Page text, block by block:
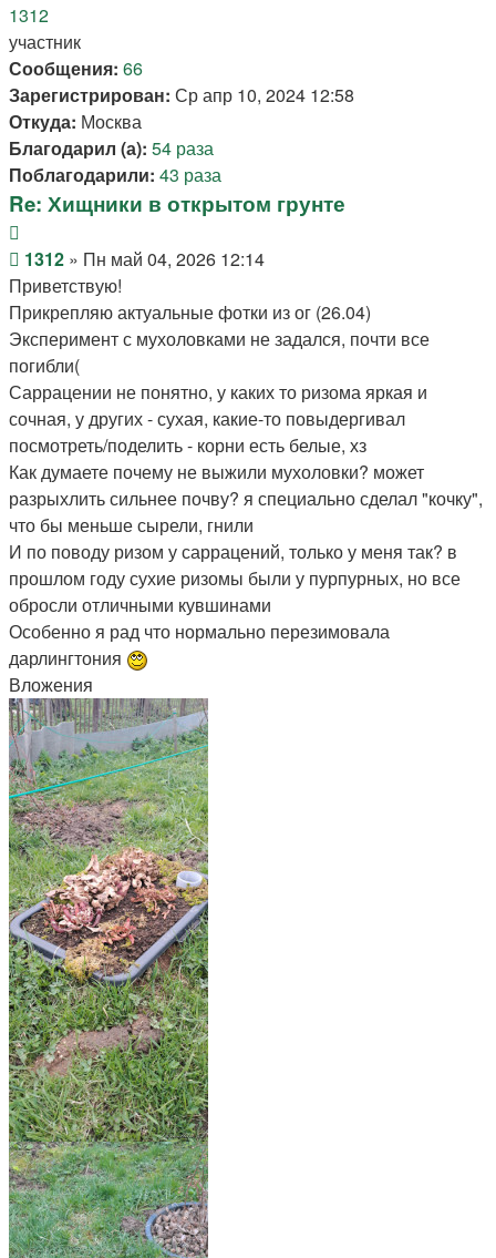
к
началу
1312
участник
Сообщения: 66
Зарегистрирован: Ср апр 10, 2024 12:58
Откуда: Москва
Благодарил (а): 54 раза
Поблагодарили: 43 раза
Re: Хищники в открытом грунте
Сообщение
1312 » Пн май 04, 2026 12:14
Приветствую!
Прикрепляю актуальные фотки из ог (26.04)
Эксперимент с мухоловками не задался, почти все
погибли(
Саррацении не понятно, у каких то ризома яркая и
сочная, у других - сухая, какие-то повыдергивал
посмотреть/поделить - корни есть белые, хз
Как думаете почему не выжили мухоловки? может
разрыхлить сильнее почву? я специально сделал "кочку",
что бы меньше сырели, гнили
И по поводу ризом у саррацений, только у меня так? в
прошлом году сухие ризомы были у пурпурных, но все
обросли отличными кувшинами
Особенно я рад что нормально перезимовала
дарлингтония
Вложения